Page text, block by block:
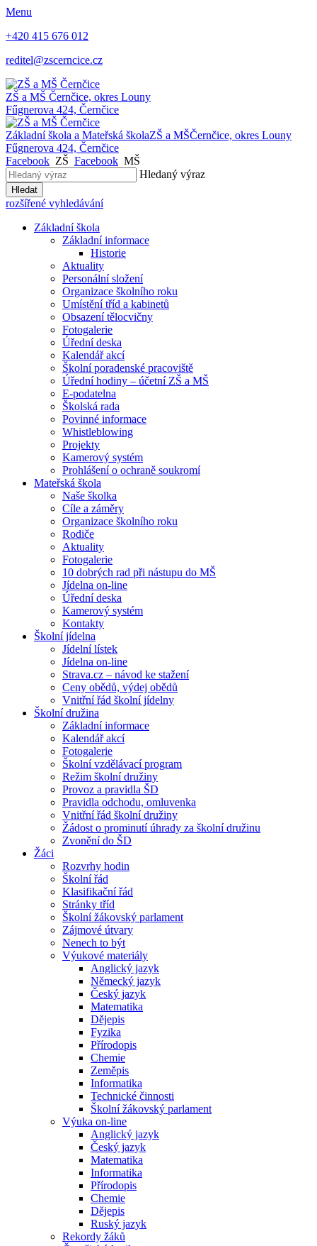
Menu
+420 415 676 012
reditel@zscerncice.cz
ZŠ a MŠ Černčice, okres Louny
Fűgnerova 424, Černčice
Základní škola a Mateřská školaZŠ a MŠČernčice, okres Louny
Fűgnerova 424, Černčice
Facebook ZŠ Facebook MŠ
Hledaný výraz
Hledat
rozšířené vyhledávání
Základní škola
Základní informace
Historie
Aktuality
Personální složení
Organizace školního roku
Umístění tříd a kabinetů
Obsazení tělocvičny
Fotogalerie
Úřední deska
Kalendář akcí
Školní poradenské pracoviště
Úřední hodiny – účetní ZŠ a MŠ
E-podatelna
Školská rada
Povinné informace
Whistleblowing
Projekty
Kamerový systém
Prohlášení o ochraně soukromí
Mateřská škola
Naše školka
Cíle a záměry
Organizace školního roku
Rodiče
Aktuality
Fotogalerie
10 dobrých rad při nástupu do MŠ
Jídelna on-line
Úřední deska
Kamerový systém
Kontakty
Školní jídelna
Jídelní lístek
Jídelna on-line
Strava.cz – návod ke stažení
Ceny obědů, výdej obědů
Vnitřní řád školní jídelny
Školní družina
Základní informace
Kalendář akcí
Fotogalerie
Školní vzdělávací program
Režim školní družiny
Provoz a pravidla ŠD
Pravidla odchodu, omluvenka
Vnitřní řád školní družiny
Žádost o prominutí úhrady za školní družinu
Zvonění do ŠD
Žáci
Rozvrhy hodin
Školní řád
Klasifikační řád
Stránky tříd
Školní žákovský parlament
Zájmové útvary
Nenech to být
Výukové materiály
Anglický jazyk
Německý jazyk
Český jazyk
Matematika
Dějepis
Fyzika
Přírodopis
Chemie
Zeměpis
Informatika
Technické činnosti
Školní žákovský parlament
Výuka on-line
Anglický jazyk
Český jazyk
Matematika
Informatika
Přírodopis
Chemie
Dějepis
Ruský jazyk
Rekordy žáků